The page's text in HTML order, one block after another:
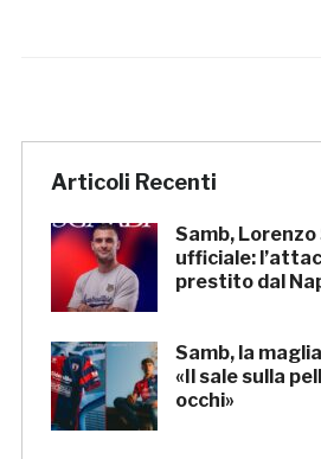
Articoli Recenti
Samb, Lorenzo
ufficiale:
prestito dal
Samb, la
«Il sale sulla
occhi»